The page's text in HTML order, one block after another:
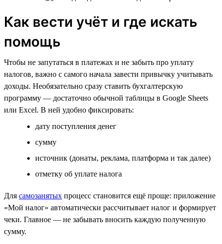
Как вести учёт и где искать
помощь
Чтобы не запутаться в платежах и не забыть про уплату
налогов, важно с самого начала завести привычку учитывать
доходы. Необязательно сразу ставить бухгалтерскую
программу — достаточно обычной таблицы в Google Sheets
или Excel. В ней удобно фиксировать:
дату поступления денег
сумму
источник (донаты, реклама, платформа и так далее)
отметку об уплате налога
Для самозанятых процесс становится ещё проще: приложение
«Мой налог» автоматически рассчитывает налог и формирует
чеки. Главное — не забывать вносить каждую полученную
сумму.